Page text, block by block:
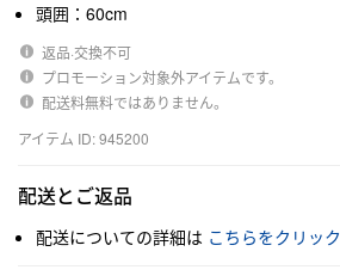
頭囲：60cm
返品·交換不可
プロモーション対象外アイテムです。
配送料無料ではありません。
アイテム ID: 945200
配送とご返品
配送についての詳細は こちらをクリック